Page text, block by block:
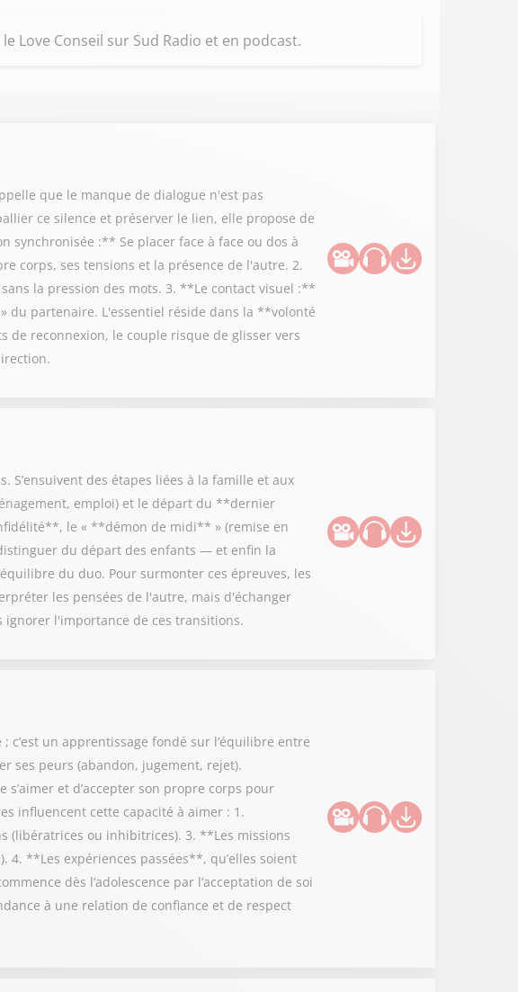
Love Conseil sur Sud Radio et en podcast.
que le manque de dialogue n'est pas
ce silence et préserver le lien, elle propose de
:** Se placer face à face ou dos à
corps, ses tensions et la présence de l'autre. 2.
la pression des mots. 3. **Le contact visuel :**
du partenaire. L'essentiel réside dans la **volonté
de reconnexion, le couple risque de glisser vers
S’ensuivent des étapes liées à la famille et aux
emploi) et le départ du **dernier
le « **démon de midi** » (remise en
du départ des enfants — et enfin la
du duo. Pour surmonter ces épreuves, les
les pensées de l'autre, mais d'échanger
ignorer l'importance de ces transitions.
c’est un apprentissage fondé sur l’équilibre entre
ses peurs (abandon, jugement, rejet).
et d’accepter son propre corps pour
influencent cette capacité à aimer : 1.
(libératrices ou inhibitrices). 3. **Les missions
4. **Les expériences passées**, qu’elles soient
dès l’adolescence par l’acceptation de soi
à une relation de confiance et de respect